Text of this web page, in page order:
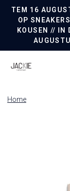
TEM 16
OP
KOUSEN // IN
Home